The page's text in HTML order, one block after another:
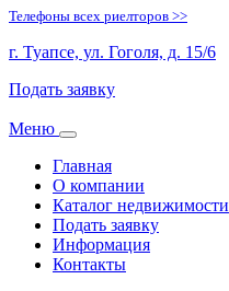
Телефоны всех риелторов >>
г. Туапсе, ул. Гоголя, д. 15/6
Подать заявку
Меню
Toggle
Главная
О компании
Каталог недвижимости
Подать заявку
Информация
Контакты